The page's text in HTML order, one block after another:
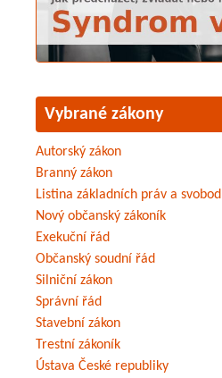
Vybrané zákony
Autorský zákon
Branný zákon
Listina základních práv a svobod
Nový občanský zákoník
Exekuční řád
Občanský soudní řád
Silniční zákon
Správní řád
Stavební zákon
Trestní zákoník
Ústava České republiky